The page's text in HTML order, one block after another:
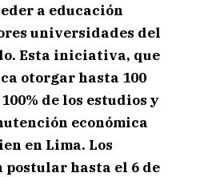
a educación
universidades del
Esta iniciativa, que
otorgar hasta 100
de los estudios y
económica
en Lima. Los
postular hasta el 6 de